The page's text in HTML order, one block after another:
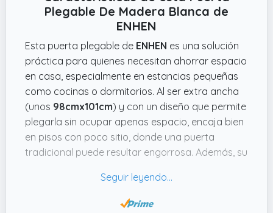
Plegable De Madera Blanca de
ENHEN
Esta puerta plegable de ENHEN es una solución
práctica para quienes necesitan ahorrar espacio
en casa, especialmente en estancias pequeñas
como cocinas o dormitorios. Al ser extra ancha
(unos 98cmx101cm) y con un diseño que permite
plegarla sin ocupar apenas espacio, encaja bien
en pisos con poco sitio, donde una puerta
tradicional puede resultar engorrosa. Además, su
aporta un toque moderno y deja pasar la luz,
evitando que el ambiente se quede oscuro.